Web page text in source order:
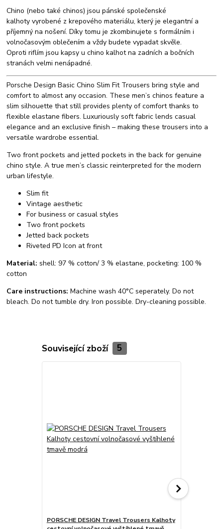
Chino (nebo také chinos) jsou pánské společenské
kalhoty vyrobené z krepového materiálu, který je elegantní a
příjemný na nošení. Díky tomu je zkombinujete s formálním i
volnočasovým oblečením a vždy budete vypadat skvěle.
Oproti riflím jsou kapsy u chino kalhot na zadních a bočních
stranách velmi nenápadné.
Porsche Design Basic Chino Slim Fit Trousers bring style and
comfort to almost any occasion. These men’s chinos feature a
slim silhouette that still provides plenty of comfort thanks to
flexible elastane fibers. Luxuriously soft fabric lends casual
elegance and an exclusive finish – making these trousers into a
versatile wardrobe essential.
Two front pockets and jetted pockets in the back for genuine
chino style. A true men’s classic reinterpreted for the modern
urban lifestyle.
Slim fit
Vintage aesthetic
For business or casual styles
Two front pockets
Jetted back pockets
Riveted PD Icon at front
Material:shell: 97 % cotton/ 3 % elastane, pocketing: 100 %
cotton
Care instructions:Machine wash 40°C seperately. Do not
bleach. Do not tumble dry. Iron possible. Dry-cleaning possible.
Související zboží 5
PORSCHE DESIGN Travel Trousers Kalhoty